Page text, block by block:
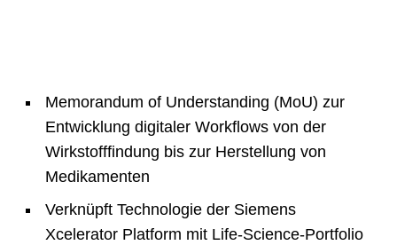
Memorandum of Understanding (MoU) zur
Entwicklung digitaler Workflows von der
Wirkstofffindung bis zur Herstellung von
Medikamenten
Verknüpft Technologie der Siemens
Xcelerator Platform mit Life-Science-Portfolio